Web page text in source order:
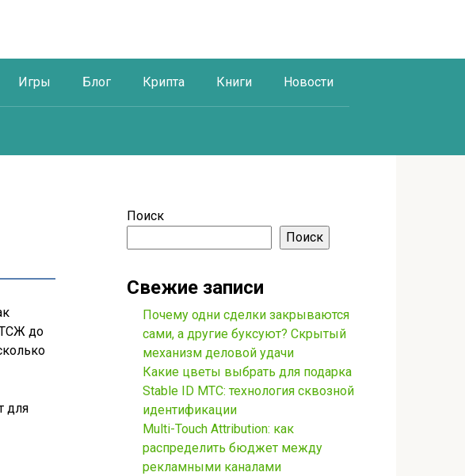
Игры Блог Крипта Книги Новости
ТСЖ до
для
Поиск
Поиск
Свежие записи
Почему одни сделки закрываются
сами, а другие буксуют? Скрытый
механизм деловой удачи
Какие цветы выбрать для подарка
Stable ID МТС: технология сквозной
идентификации
Multi-Touch Attribution: как
распределить бюджет между
рекламными каналами